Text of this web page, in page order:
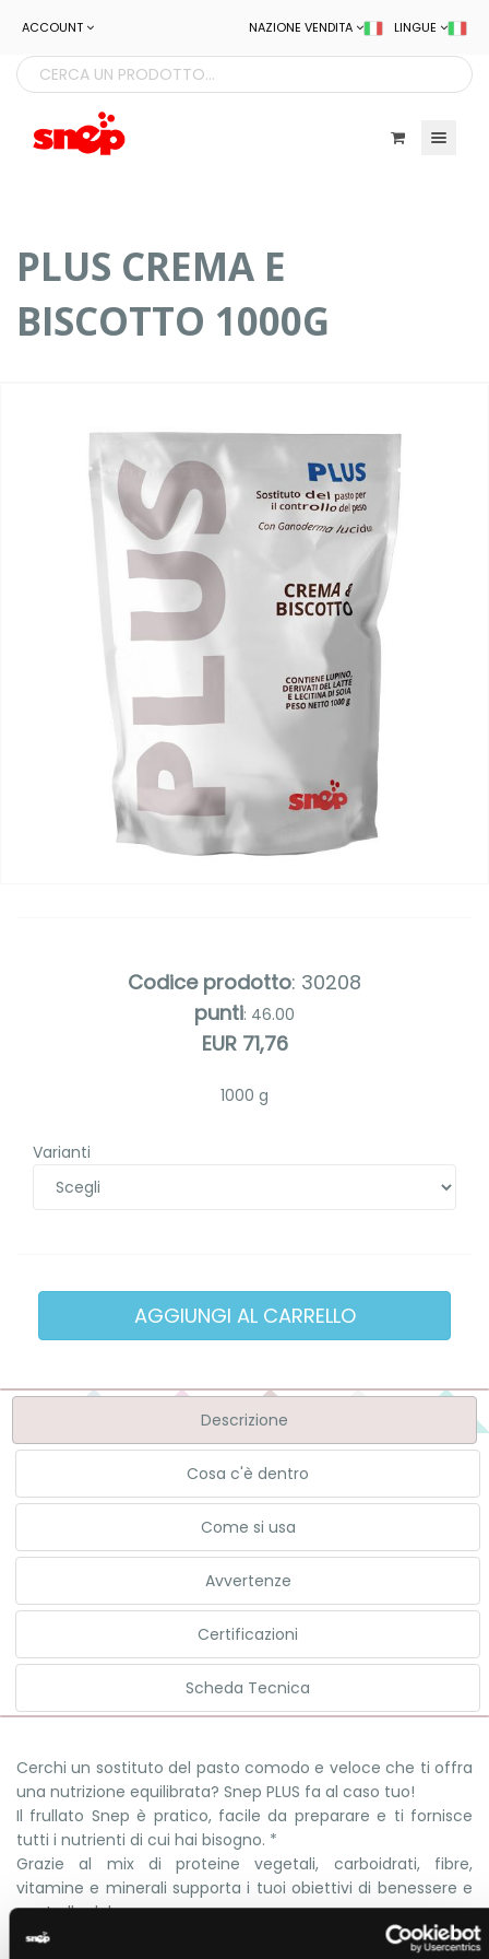
ACCOUNT LINGUE
NAZIONE VENDITA
PLUS CREMA E
BISCOTTO 1000G
Codice prodotto: 30208
punti: 46.00
EUR 71,76
1000 g
Varianti
Descrizione
Cosa c'è dentro
Come si usa
Avvertenze
Certificazioni
Scheda Tecnica
Cerchi un sostituto del pasto comodo e veloce che ti offra
una nutrizione equilibrata? Snep PLUS fa al caso tuo!
Il frullato Snep è pratico, facile da preparare e ti fornisce
tutti i nutrienti di cui hai bisogno. *
Grazie al mix di proteine vegetali, carboidrati, fibre,
vitamine e minerali supporta i tuoi obiettivi di benessere e
controllo del peso.
Mantieni alti gli standard della tua alimentazione. Che sia